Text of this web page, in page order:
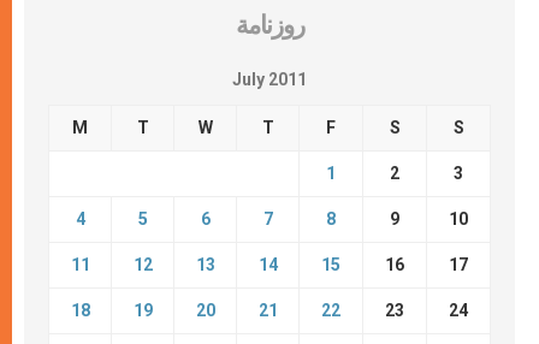
روزنامة
July 2011
M T W T F S S
1 2 3
4 5 6 7 8 9 10
11 12 13 14 15 16 17
18 19 20 21 22 23 24